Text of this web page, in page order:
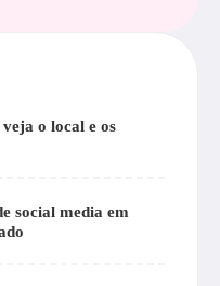
o local e os
social media em